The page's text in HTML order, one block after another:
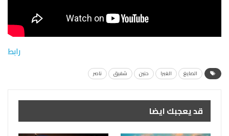
رابط
الصايغ الغبرا حنين شفيق ناصر
قد يعجبك ايضا